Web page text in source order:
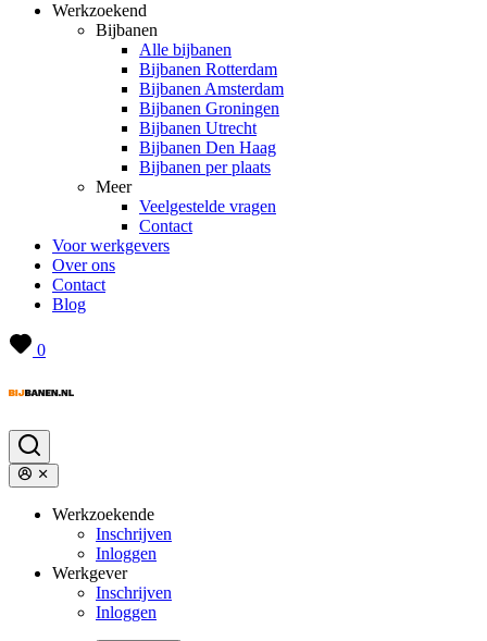
Werkzoekend
Bijbanen
Alle bijbanen
Bijbanen Rotterdam
Bijbanen Amsterdam
Bijbanen Groningen
Bijbanen Utrecht
Bijbanen Den Haag
Bijbanen per plaats
Meer
Veelgestelde vragen
Contact
Voor werkgevers
Over ons
Contact
Blog
0
Werkzoekende
Inschrijven
Inloggen
Werkgever
Inschrijven
Inloggen